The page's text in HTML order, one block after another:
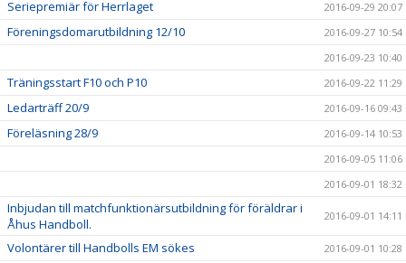
Seriepremiär för Herrlaget 2016-09-29 20:07
Föreningsdomarutbildning 12/10
2016-09-27 10:54
2016-09-23 10:40
Träningsstart F10 och P10 2016-09-22 11:29
Ledarträff 20/9 2016-09-16 09:43
Föreläsning 28/9
2016-09-14 10:53
2016-09-05 11:06
2016-09-01 18:32
Inbjudan till matchfunktionärsutbildning för föräldrar i
Åhus Handboll.
2016-09-01 14:11
Volontärer till Handbolls EM sökes 2016-09-01 10:28